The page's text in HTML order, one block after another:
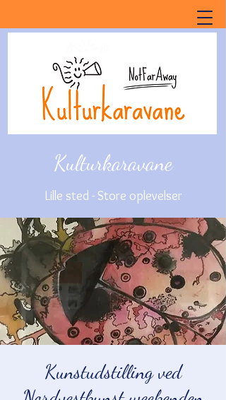
Kulturkaravane
Lille sted - Store oplevelser
Kunstudstilling ved